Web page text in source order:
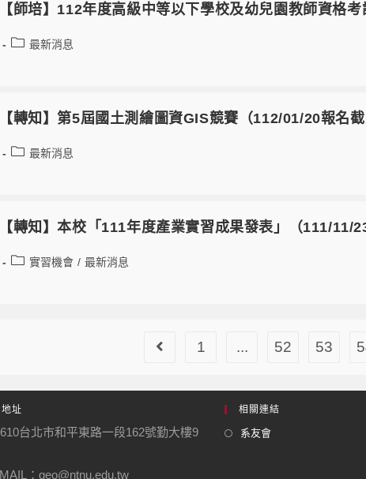
師培】112年度高級中等以下學校及幼兒園教師資格
最新消息
轉知】第5屆國土測繪圖資GIS競賽（112/01/20報名截
最新消息
轉知】本校「111年度產業實習成果發表」（111/11/23
實習機會 / 最新消息
1 ... 52 53
地址
台北市和平東路一段162號勤大樓9
：geo@ntnu.edu.tw
相關連結
系友會